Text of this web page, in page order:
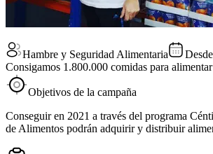
Hambre y Seguridad Alimentaria
Consigamos 1.800.000 comidas para
Objetivos de la campaña
Conseguir en 2021 a través del programa
de Alimentos podrán adquirir y distribuir